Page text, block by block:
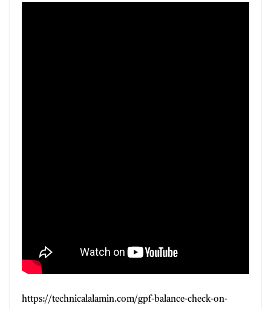
https://technicalalamin.com/gpf-balance-check-on-